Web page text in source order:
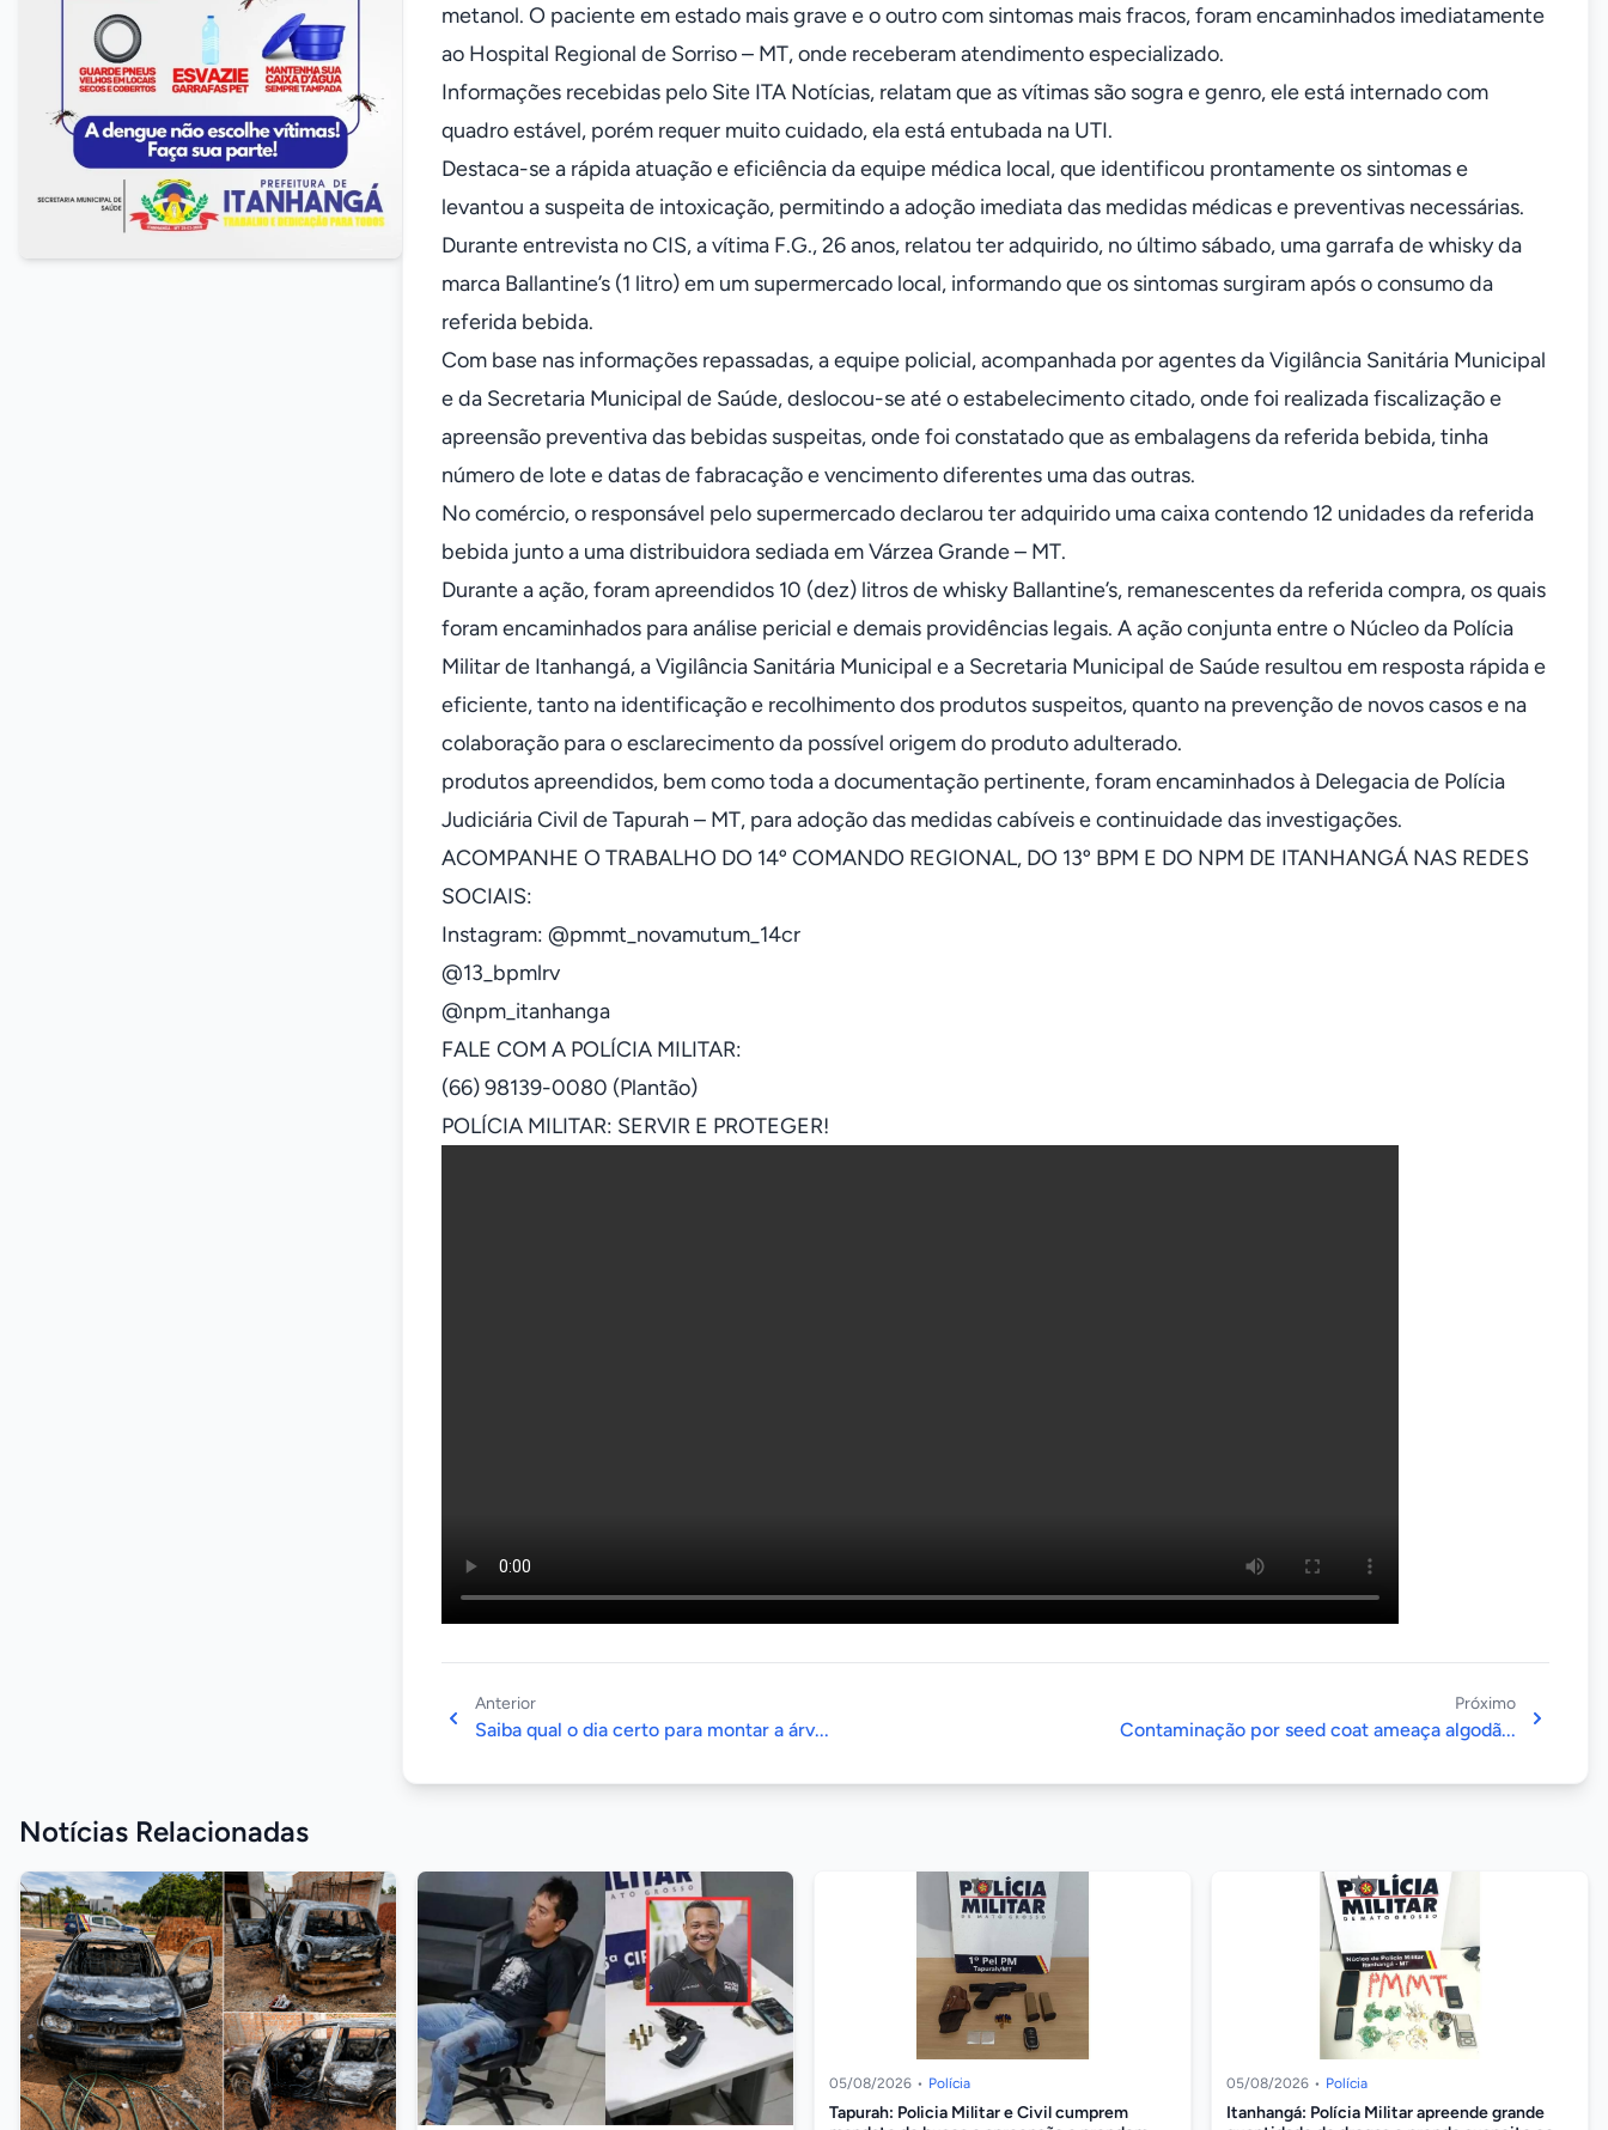
metanol. O paciente em estado mais grave e o outro com sintomas mais fracos, foram encaminhados imediatamente
ao Hospital Regional de Sorriso – MT, onde receberam atendimento especializado.
Informações recebidas pelo Site ITA Notícias, relatam que as vítimas são sogra e genro, ele está internado com
quadro estável, porém requer muito cuidado, ela está entubada na UTI.
Destaca-se a rápida atuação e eficiência da equipe médica local, que identificou prontamente os sintomas e
levantou a suspeita de intoxicação, permitindo a adoção imediata das medidas médicas e preventivas necessárias.
Durante entrevista no CIS, a vítima F.G., 26 anos, relatou ter adquirido, no último sábado, uma garrafa de whisky da
marca Ballantine’s (1 litro) em um supermercado local, informando que os sintomas surgiram após o consumo da
referida bebida.
Com base nas informações repassadas, a equipe policial, acompanhada por agentes da Vigilância Sanitária Municipal
e da Secretaria Municipal de Saúde, deslocou-se até o estabelecimento citado, onde foi realizada fiscalização e
apreensão preventiva das bebidas suspeitas, onde foi constatado que as embalagens da referida bebida, tinha
número de lote e datas de fabracação e vencimento diferentes uma das outras.
No comércio, o responsável pelo supermercado declarou ter adquirido uma caixa contendo 12 unidades da referida
bebida junto a uma distribuidora sediada em Várzea Grande – MT.
Durante a ação, foram apreendidos 10 (dez) litros de whisky Ballantine’s, remanescentes da referida compra, os quais
foram encaminhados para análise pericial e demais providências legais. A ação conjunta entre o Núcleo da Polícia
Militar de Itanhangá, a Vigilância Sanitária Municipal e a Secretaria Municipal de Saúde resultou em resposta rápida e
eficiente, tanto na identificação e recolhimento dos produtos suspeitos, quanto na prevenção de novos casos e na
colaboração para o esclarecimento da possível origem do produto adulterado.
produtos apreendidos, bem como toda a documentação pertinente, foram encaminhados à Delegacia de Polícia
Judiciária Civil de Tapurah – MT, para adoção das medidas cabíveis e continuidade das investigações.
ACOMPANHE O TRABALHO DO 14º COMANDO REGIONAL, DO 13º BPM E DO NPM DE ITANHANGÁ NAS REDES
SOCIAIS:
Instagram: @pmmt_novamutum_14cr
@13_bpmlrv
@npm_itanhanga
FALE COM A POLÍCIA MILITAR:
(66) 98139-0080 (Plantão)
POLÍCIA MILITAR: SERVIR E PROTEGER!
Anterior
Saiba qual o dia certo para montar a árv...
Próximo
Contaminação por seed coat ameaça algodã...
Notícias Relacionadas
05/08/2026 • Polícia
Tapurah: Policia Militar e Civil cumprem
05/08/2026 • Polícia
Itanhangá: Polícia Militar apreende grande